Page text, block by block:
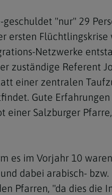
"nur" 29
ersten Flüchtlingskrise
Netzwerke
zuständige Referent
einer zentralen
Gute
einer Salzburger
es im Vorjahr 10
dabei arabisch- bzw.
Pfarren, "da dies die